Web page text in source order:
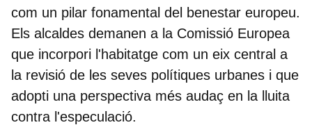
com un pilar fonamental del benestar europeu.
Els alcaldes demanen a la Comissió Europea
que incorpori l'habitatge com un eix central a
la revisió de les seves polítiques urbanes i que
adopti una perspectiva més audaç en la lluita
contra l'especulació.